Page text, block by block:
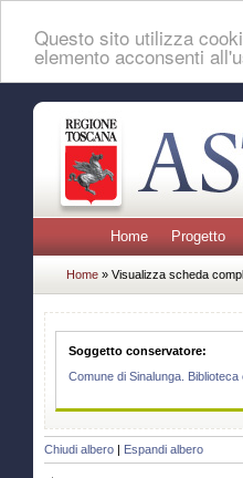
Questo sito utilizza
elemento acconsenti
Home Progetto
Home » Visualizza scheda
Soggetto conservatore:
Comune di Sinalunga.
Chiudi albero Espandi albero